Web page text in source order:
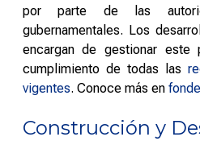
por parte de las
gubernamentales. Los
encargan de gestionar este
cumplimiento de todas las
vigentes. Conoce más en
Construcción y